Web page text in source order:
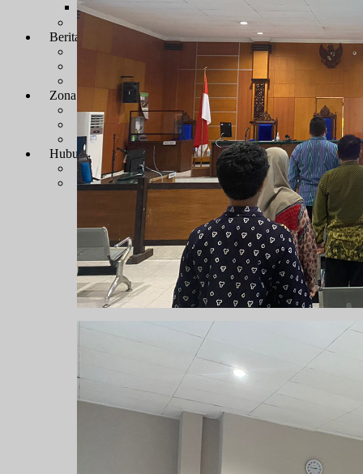
JDIH PTUN Banjarmasin
e-Court
Berita
Artikel & Galeri
Berita Terkini & Pengumuman
Keikutsertaan Bimtek dan Diklat
Zona Integritas
Menuju WBK-WBBM
SK Pembangunan Zona Integritas
Dokumen Pembangunan Zona Integritas
Kegiatan Pembangunan Zona Integritas
Hubungi KamiKontak & Alamat
Alamat Kantor
Dewan Redaksi